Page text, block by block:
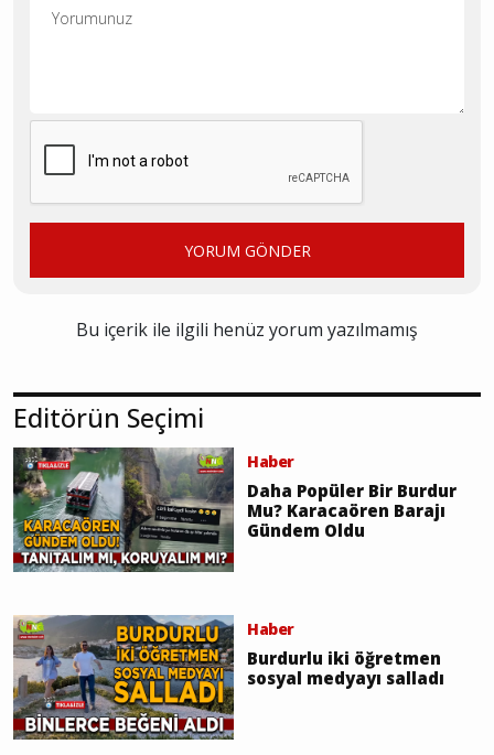
YORUM GÖNDER
Bu içerik ile ilgili henüz yorum yazılmamış
Editörün Seçimi
Haber
Daha Popüler Bir Burdur
Mu? Karacaören Barajı
Gündem Oldu
Haber
Burdurlu iki öğretmen
sosyal medyayı salladı